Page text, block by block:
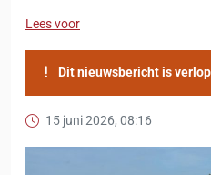
Lees voor
Dit nieuwsbericht is
15 juni 2026, 08:16